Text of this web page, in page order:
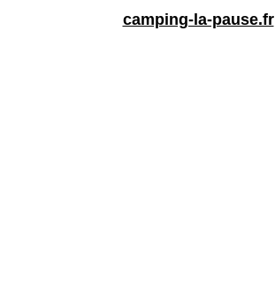
camping-la-pause.fr